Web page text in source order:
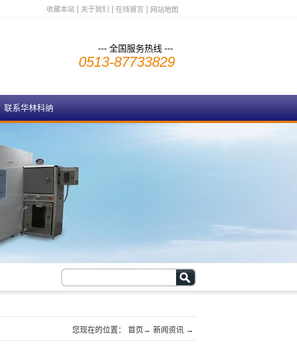
收藏本站 关于我们 在线留言 网站地图
--- 全国服务热线 ---
0513-87733829
联系华林科纳
您现在的位置： 首页→ 新闻资讯 →